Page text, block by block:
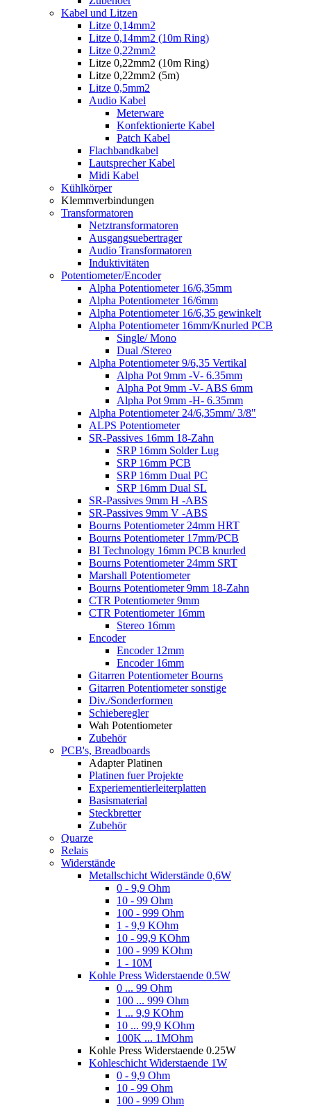
Kabel und Litzen
Litze 0,14mm2
Litze 0,14mm2 (10m Ring)
Litze 0,22mm2
Litze 0,22mm2 (10m Ring)
Litze 0,22mm2 (5m)
Litze 0,5mm2
Audio Kabel
Meterware
Konfektionierte Kabel
Patch Kabel
Flachbandkabel
Lautsprecher Kabel
Midi Kabel
Kühlkörper
Klemmverbindungen
Transformatoren
Netztransformatoren
Ausgangsuebertrager
Audio Transformatoren
Induktivitäten
Potentiometer/Encoder
Alpha Potentiometer 16/6,35mm
Alpha Potentiometer 16/6mm
Alpha Potentiometer 16/6,35 gewinkelt
Alpha Potentiometer 16mm/Knurled PCB
Single/ Mono
Dual /Stereo
Alpha Potentiometer 9/6,35 Vertikal
Alpha Pot 9mm -V- 6.35mm
Alpha Pot 9mm -V- ABS 6mm
Alpha Pot 9mm -H- 6.35mm
Alpha Potentiometer 24/6,35mm/ 3/8"
ALPS Potentiometer
SR-Passives 16mm 18-Zahn
SRP 16mm Solder Lug
SRP 16mm PCB
SRP 16mm Dual PC
SRP 16mm Dual SL
SR-Passives 9mm H -ABS
SR-Passives 9mm V -ABS
Bourns Potentiometer 24mm HRT
Bourns Potentiometer 17mm/PCB
BI Technology 16mm PCB knurled
Bourns Potentiometer 24mm SRT
Marshall Potentiometer
Bourns Potentiometer 9mm 18-Zahn
CTR Potentiometer 9mm
CTR Potentiometer 16mm
Stereo 16mm
Encoder
Encoder 12mm
Encoder 16mm
Gitarren Potentiometer Bourns
Gitarren Potentiometer sonstige
Div./Sonderformen
Schieberegler
Wah Potentiometer
Zubehör
PCB's, Breadboards
Adapter Platinen
Platinen fuer Projekte
Experiementierleiterplatten
Basismaterial
Steckbretter
Zubehör
Quarze
Relais
Widerstände
Metallschicht Widerstände 0,6W
0 - 9,9 Ohm
10 - 99 Ohm
100 - 999 Ohm
1 - 9,9 KOhm
10 - 99,9 KOhm
100 - 999 KOhm
1 - 10M
Kohle Press Widerstaende 0.5W
0 ... 99 Ohm
100 ... 999 Ohm
1 ... 9,9 KOhm
10 ... 99,9 KOhm
100K ... 1MOhm
Kohle Press Widerstaende 0.25W
Kohleschicht Widerstaende 1W
0 - 9,9 Ohm
10 - 99 Ohm
100 - 999 Ohm